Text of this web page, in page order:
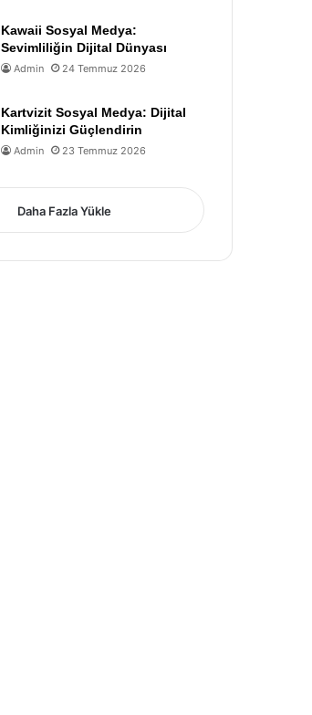
Kawaii Sosyal Medya:
Sevimliliğin Dijital Dünyası
Admin 24 Temmuz 2026
Kartvizit Sosyal Medya: Dijital
Kimliğinizi Güçlendirin
Admin 23 Temmuz 2026
Daha Fazla Yükle